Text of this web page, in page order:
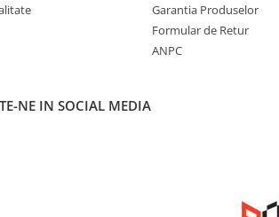
Garantia Produselor
Formular de Retur
ANPC
NE IN SOCIAL MEDIA